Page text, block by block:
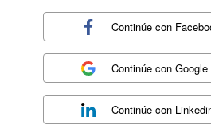
Continúe con
Continúe conGoogle
Continúe con